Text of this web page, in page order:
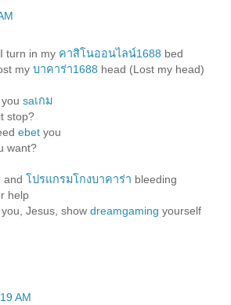
turn in my คาสิโนออนไลน์1688 bed
my บาคาร่า1688 head (Lost my head)
saเกม
stop?
ebet you
want?
and โปรแกรมโกงบาคาร่า bleeding
help
Jesus, show dreamgaming yourself
AM